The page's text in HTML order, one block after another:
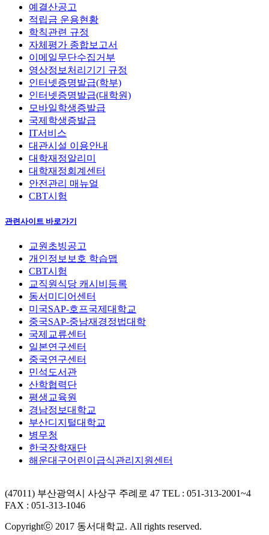
예결산공고
적립금 운용현황
학칙관련 규정
자체평가 종합보고서
이메일무단수집거부
영상정보처리기기 규정
인터넷증명발급(학부)
인터넷증명발급(대학원)
모바일학생증발급
국제학생증발급
IT서비스
대관시설 이용안내
대학재정알리미
대학재정회계센터
안전관리 매뉴얼
CBT시험
관련사이트 바로가기
교원초빙공고
개인정보보호 학습맵
CBT시험
교직원식당 캐시비등록
동서미디어센터
미국SAP-호프국제대학교
중국SAP-중남재경정법대학
국제교류센터
일본연구센터
중국연구센터
민석도서관
산학협력단
평생교육원
경남정보대학교
부산디지털대학교
병무청
한국장학재단
해운대구어린이급식관리지원센터
(47011) 부산광역시 사상구 주례로 47 TEL : 051-313-2001~4
FAX : 051-313-1046
Copyrightⓒ 2017 동서대학교. All rights reserved.